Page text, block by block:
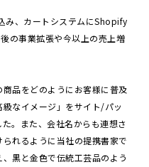
み、カートシステムにShopify
の事業拡張や今以上の売上増
品をどのようにお客様に普及
なイメージ」をサイト/パッ
。また、会社名からも連想さ
れるように当社の提携書家で
黒と金色で伝統工芸品のよう